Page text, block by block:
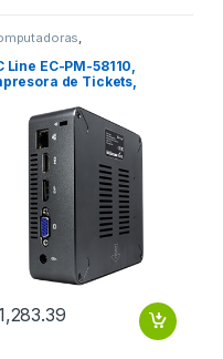
,
Line EC-PM-58110,
de Tickets,
Manual, Negro
DE IMPR 110 58 MM